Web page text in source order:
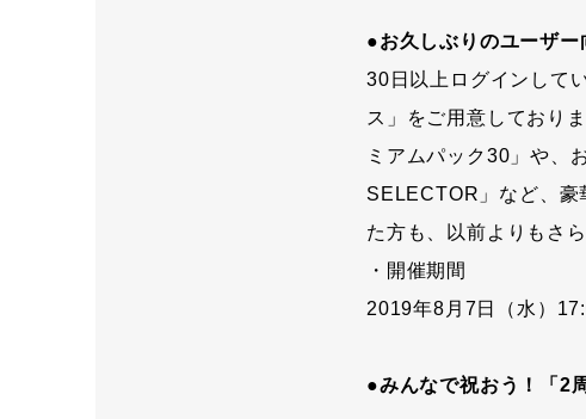
●お久しぶりのユーザー
30日以上ログインして
ス」をご用意しており
ミアムパック30」や、
SELECTOR」など、豪
た方も、以前よりもさ
・開催期間
2019年8月7日（水）
●みんなで祝おう！「2